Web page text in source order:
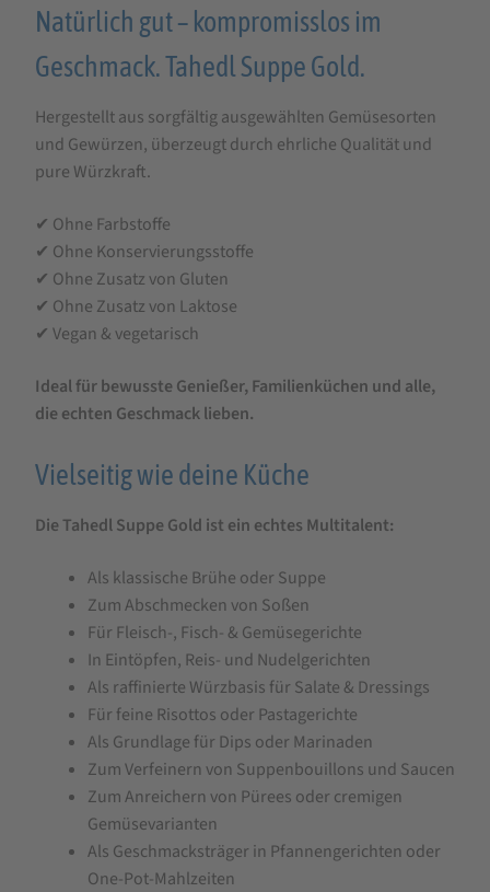
Natürlich gut – kompromisslos im
Geschmack. Tahedl Suppe Gold.
Hergestellt aus sorgfältig ausgewählten Gemüsesorten
und Gewürzen, überzeugt durch ehrliche Qualität und
pure Würzkraft.
✔ Ohne Farbstoffe
✔ Ohne Konservierungsstoffe
✔ Ohne Zusatz von Gluten
✔ Ohne Zusatz von Laktose
✔ Vegan & vegetarisch
Ideal für bewusste Genießer, Familienküchen und alle,
die echten Geschmack lieben.
Vielseitig wie deine Küche
Die Tahedl Suppe Gold ist ein echtes Multitalent:
Als klassische Brühe oder Suppe
Zum Abschmecken von Soßen
Für Fleisch-, Fisch- & Gemüsegerichte
In Eintöpfen, Reis- und Nudelgerichten
Als raffinierte Würzbasis für Salate & Dressings
Für feine Risottos oder Pastagerichte
Als Grundlage für Dips oder Marinaden
Zum Verfeinern von Suppenbouillons und Saucen
Zum Anreichern von Pürees oder cremigen
Gemüsevarianten
Als Geschmacksträger in Pfannengerichten oder
One-Pot-Mahlzeiten